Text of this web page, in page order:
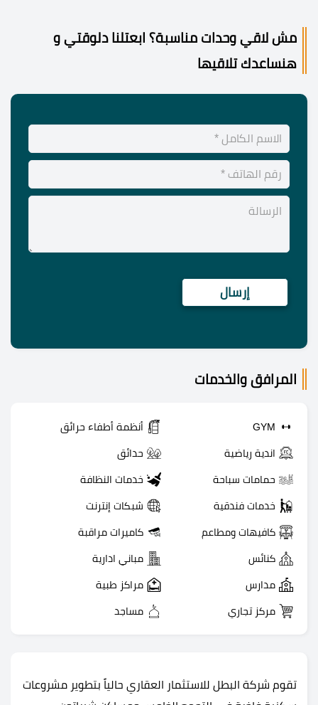
مش لاقي وحدات مناسبة؟ ابعتلنا دلوقتي و
هنساعدك تلاقيها
المرافق والخدمات
GYM أنظمة أطفاء حرائق
اندية رياضية حدائق
حمامات سباحة خدمات النظافة
خدمات فندقية شبكات إنترنت
كافيهات ومطاعم كاميرات مراقبة
كنائس مباني ادارية
مدارس مراكز طبية
مركز تجاري مساجد
تقوم شركة البطل للاستثمار العقاري حالياً بتطوير مشروعات